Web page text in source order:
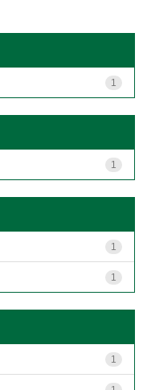
1
1
1
1
1